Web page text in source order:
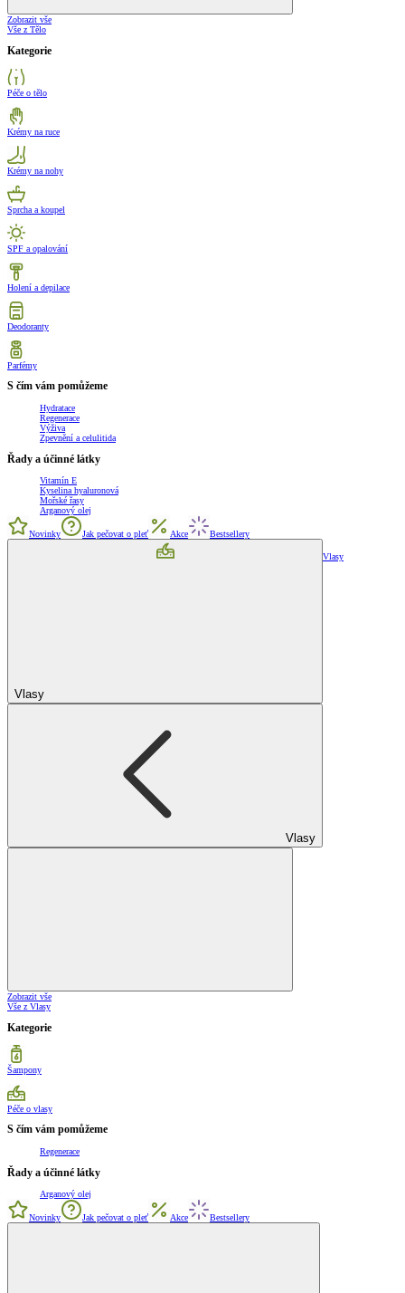
Zobrazit vše
Vše z Tělo
Kategorie
Péče o tělo
Krémy na ruce
Krémy na nohy
Sprcha a koupel
SPF a opalování
Holení a depilace
Deodoranty
Parfémy
S čím vám pomůžeme
Hydratace
Regenerace
Výživa
Zpevnění a celulitida
Řady a účinné látky
Vitamín E
Kyselina hyaluronová
Mořské řasy
Arganový olej
Novinky Jak pečovat o pleť Akce Bestsellery
Vlasy
Vlasy
Vlasy
Zobrazit vše
Vše z Vlasy
Kategorie
Šampony
Péče o vlasy
S čím vám pomůžeme
Regenerace
Řady a účinné látky
Arganový olej
Novinky Jak pečovat o pleť Akce Bestsellery